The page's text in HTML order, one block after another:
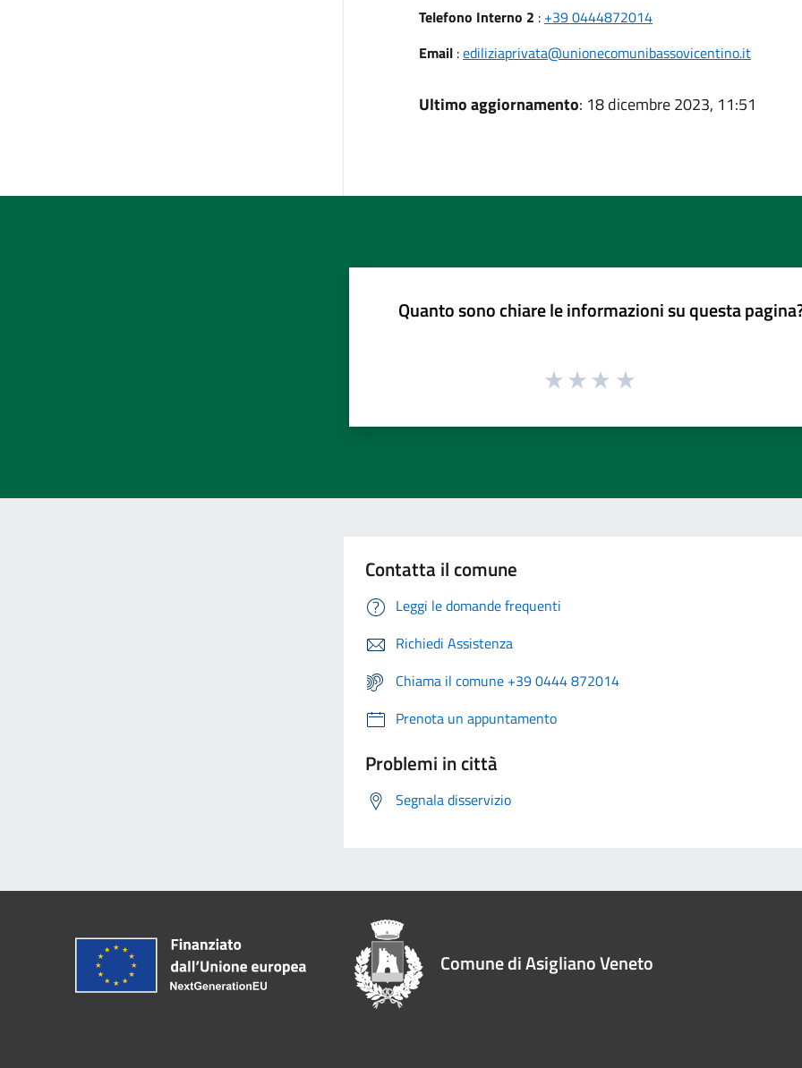
Telefono Interno 2 : +39 0444872014
Email:ediliziaprivata@unionecomunibassovicentino.it
Ultimo aggiornamento: 18 dicembre 2023, 11:51
Quanto sono chiare le informazioni su questa
Contatta il comune
Leggi le domande frequenti
Richiedi Assistenza
Chiama il comune +39 0444 872014
Prenota un appuntamento
Problemi in città
Segnala disservizio
Comune di Asigliano Veneto